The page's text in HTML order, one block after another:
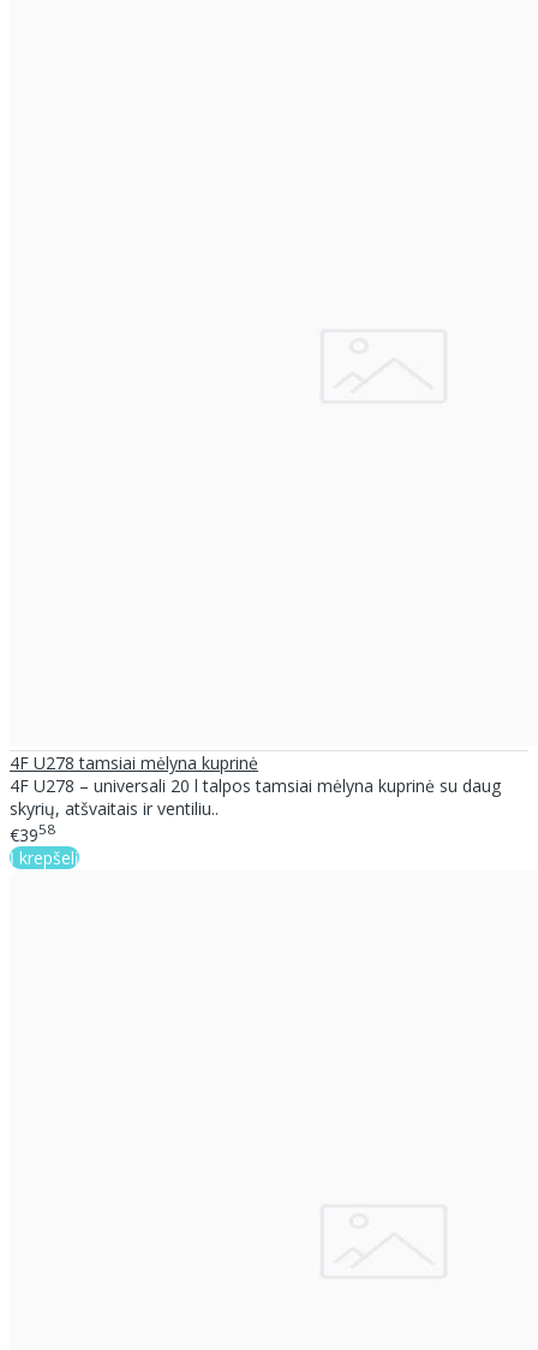
4F U278 tamsiai mėlyna kuprinė
4F U278 – universali 20 l talpos tamsiai mėlyna kuprinė su daug
skyrių, atšvaitais ir ventiliu..
€3958
Į krepšelį